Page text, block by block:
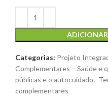
Categorias: Projeto
Complementares – Saúde e
públicas e o autocuidado,
complementares